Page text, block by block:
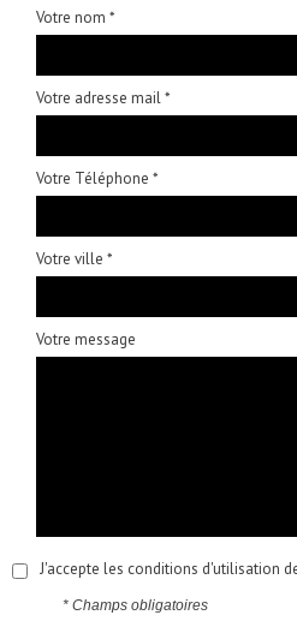
Votre nom *
Votre adresse mail *
Votre Téléphone *
Votre ville *
Votre message
J'accepte les conditions d'utilisation
* Champs obligatoires